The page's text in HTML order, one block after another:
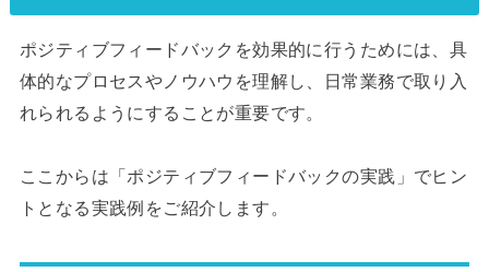
ポジティブフィードバックを効果的に行うためには、具
体的なプロセスやノウハウを理解し、日常業務で取り入
れられるようにすることが重要です。
ここからは「ポジティブフィードバックの実践」でヒン
トとなる実践例をご紹介します。